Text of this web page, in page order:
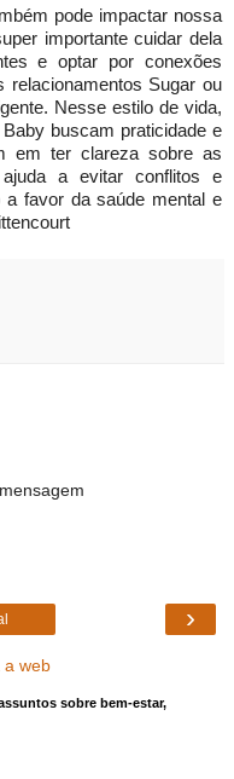
pode impactar nossa
importante cuidar dela
e optar por conexões
Sugar ou
Nesse estilo de vida,
buscam praticidade e
em ter clareza sobre as
a evitar conflitos e
favor da saúde mental e
›
a web
sobre bem-estar,